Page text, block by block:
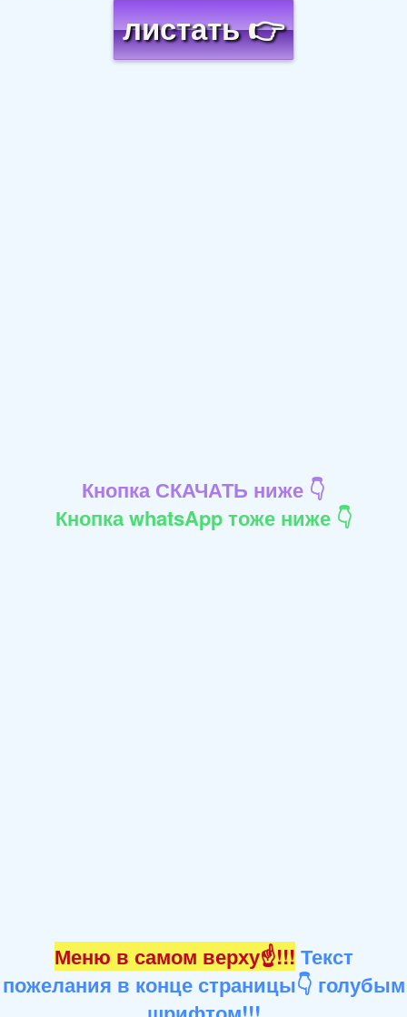
листать 👉
Кнопка СКАЧАТЬ ниже 👇
Кнопка whatsApp тоже ниже 👇
Меню в самом верху☝!!! Текст
пожелания в конце страницы👇 голубым